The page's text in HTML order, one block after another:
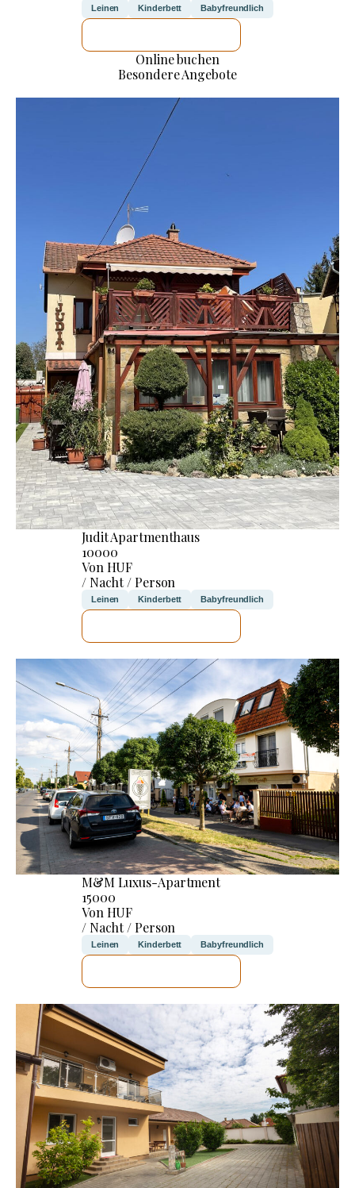
Leinen Kinderbett Babyfreundlich
Online buchen
Besondere Angebote
Judit Apartmenthaus
10000
Von HUF
/ Nacht / Person
Leinen Kinderbett Babyfreundlich
M&M Luxus-Apartment
15000
Von HUF
/ Nacht / Person
Leinen Kinderbett Babyfreundlich